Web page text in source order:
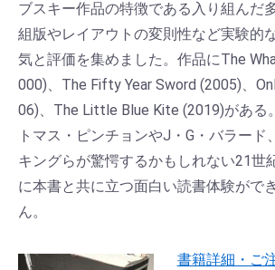
ブスキー作品の特徴である入り組んだ
組版やレイアウトの変則性など実験的
気と評価を集めました。作品にThe
000)、The Fifty Year Sword (2005)、
06)、The Little Blue Kite (2019)がある。
トマス・ピンチョンやJ・G・バラード
キングらが驚愕するかもしれない21世
に本書と共に立つ面白い読書体験がで
ん。
書籍詳細・ご